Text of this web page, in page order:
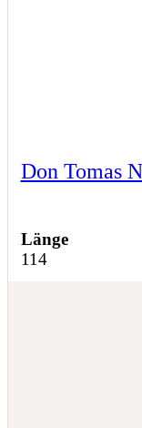
Don Tomas
Länge
114